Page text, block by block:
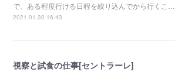
で、ある程度行ける日程を絞り込んでから行くこ…
2021.01.30 16:43
視察と試食の仕事[セントラーレ]